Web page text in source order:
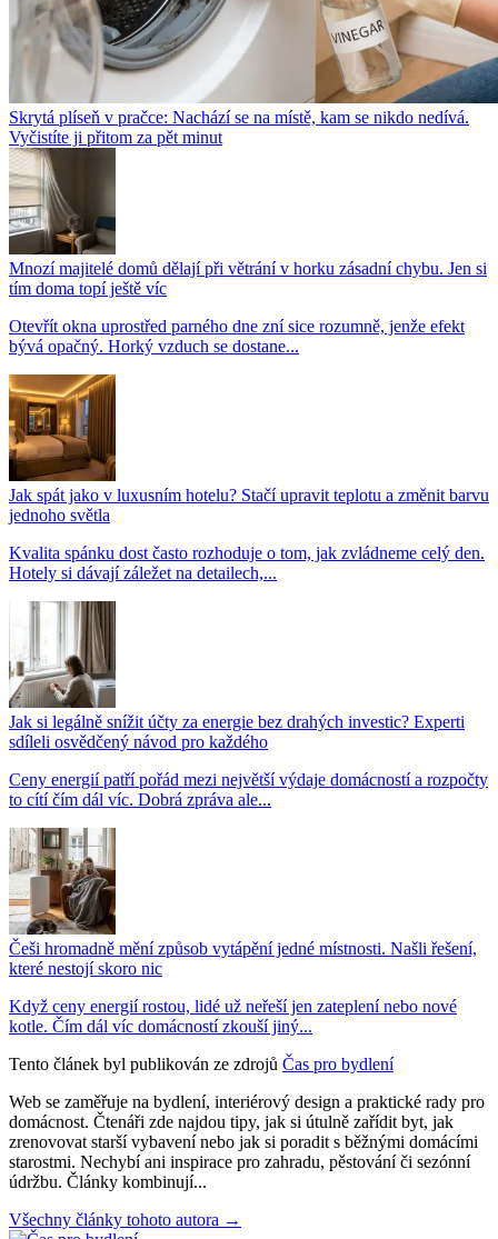
Skrytá plíseň v pračce: Nachází se na místě, kam se nikdo nedívá.
Vyčistíte ji přitom za pět minut
Mnozí majitelé domů dělají při větrání v horku zásadní chybu. Jen si
tím doma topí ještě víc
Otevřít okna uprostřed parného dne zní sice rozumně, jenže efekt
bývá opačný. Horký vzduch se dostane...
Jak spát jako v luxusním hotelu? Stačí upravit teplotu a změnit barvu
jednoho světla
Kvalita spánku dost často rozhoduje o tom, jak zvládneme celý den.
Hotely si dávají záležet na detailech,...
Jak si legálně snížit účty za energie bez drahých investic? Experti
sdíleli osvědčený návod pro každého
Ceny energií patří pořád mezi největší výdaje domácností a rozpočty
to cítí čím dál víc. Dobrá zpráva ale...
Češi hromadně mění způsob vytápění jedné místnosti. Našli řešení,
které nestojí skoro nic
Když ceny energií rostou, lidé už neřeší jen zateplení nebo nové
kotle. Čím dál víc domácností zkouší jiný...
Tento článek byl publikován ze zdrojů Čas pro bydlení
Web se zaměřuje na bydlení, interiérový design a praktické rady pro
domácnost. Čtenáři zde najdou tipy, jak si útulně zařídit byt, jak
zrenovovat starší vybavení nebo jak si poradit s běžnými domácími
starostmi. Nechybí ani inspirace pro zahradu, pěstování či sezónní
údržbu. Články kombinují...
Všechny články tohoto autora →